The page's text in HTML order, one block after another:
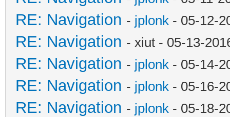
RE: Navigation - jplonk - 05-12-
RE: Navigation - xiut - 05-13-
RE: Navigation - jplonk - 05-14-
RE: Navigation - jplonk - 05-16-
RE: Navigation - jplonk - 05-18-